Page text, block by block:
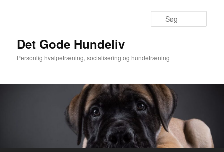
Det Gode Hundeliv
Personlig hvalpetræning, socialisering og hundetræning